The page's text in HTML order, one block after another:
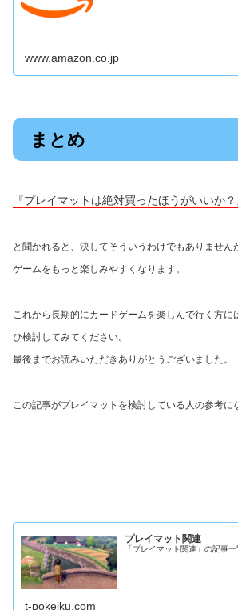
www.amazon.co.jp
まとめ
『プレイマットは絶対買ったほうがいいか？
と聞かれると、決してそういうわけでもありません
ゲームをもっと楽しみやすくなります。
これから長期的にカードゲームを楽しんで行く方に
ひ検討してみてください。
最後までお読みいただきありがとうございました。
この記事がプレイマットを検討している人の参考に
プレイマット関連
「プレイマット関連」の記事一
t-pokeiku.com